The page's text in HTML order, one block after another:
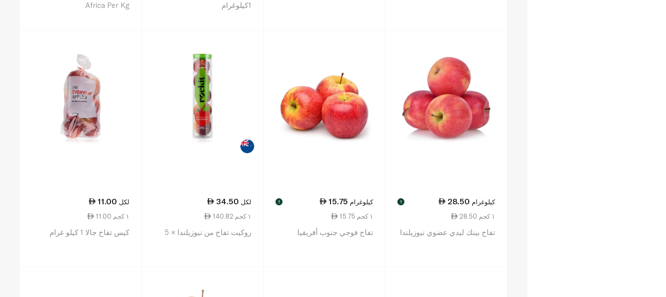
1كيلوغرام
Africa Per Kg
28.50 كيلوغرام !
28.50 ١ كجم
تفاح بينك ليدي عضوي نيوزيلندا
15.75 كيلوغرام !
15.75 ١ كجم
تفاح فوجي جنوب أفريقيا
34.50 لكل
140.82 ١ كجم
روكيت تفاح من نيوزيلندا × 5
11.00 لكل
11.00 ١ كجم
كيس تفاح جالا 1 كيلو غرام